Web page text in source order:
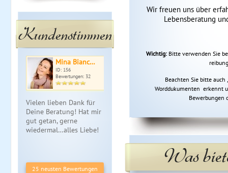
Kundenstimmen
Mina Bianc…
ID: 156
Bewertungen: 32
Vielen lieben Dank für
Deine Beratung! Hat mir
gut getan, gerne
wiedermal…alles Liebe!
25 neusten Bewertungen
Wir freuen uns über
Lebensberatung
Wichtig: Bitte verwenden Sie
Beachten Sie bitte
Worddukumenten erkennt
Bewerbungen
Was